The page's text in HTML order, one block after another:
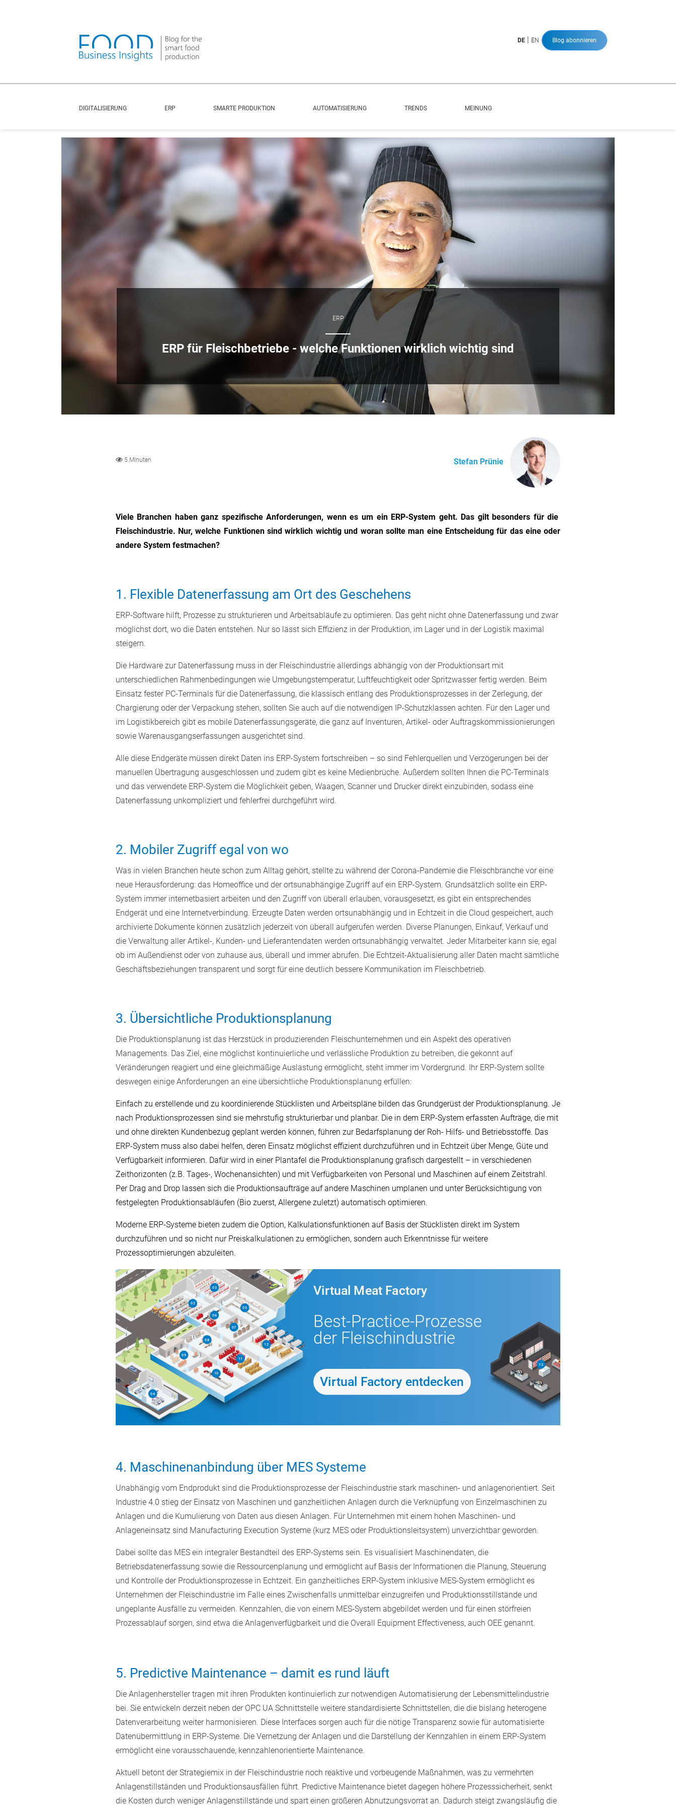
Blog abonnieren
DE | EN
DIGITALISIERUNG ERP SMARTE PRODUKTION AUTOMATISIERUNG TRENDS MEINUNG
ERP
ERP für Fleischbetriebe - welche Funktionen wirklich wichtig sind
5 Minuten Stefan Prünie
Viele Branchen haben ganz spezifische Anforderungen, wenn es um ein ERP-System geht. Das gilt besonders für die
Fleischindustrie. Nur, welche Funktionen sind wirklich wichtig und woran sollte man eine Entscheidung für das eine oder
andere System festmachen?
1. Flexible Datenerfassung am Ort des Geschehens
ERP-Software hilft, Prozesse zu strukturieren und Arbeitsabläufe zu optimieren. Das geht nicht ohne Datenerfassung und zwar
möglichst dort, wo die Daten entstehen. Nur so lässt sich Effizienz in der Produktion, im Lager und in der Logistik maximal
steigern.
Die Hardware zur Datenerfassung muss in der Fleischindustrie allerdings abhängig von der Produktionsart mit
unterschiedlichen Rahmenbedingungen wie Umgebungstemperatur, Luftfeuchtigkeit oder Spritzwasser fertig werden. Beim
Einsatz fester PC-Terminals für die Datenerfassung, die klassisch entlang des Produktionsprozesses in der Zerlegung, der
Chargierung oder der Verpackung stehen, sollten Sie auch auf die notwendigen IP-Schutzklassen achten. Für den Lager und
im Logistikbereich gibt es mobile Datenerfassungsgeräte, die ganz auf Inventuren, Artikel- oder Auftragskommissionierungen
sowie Warenausgangserfassungen ausgerichtet sind.
Alle diese Endgeräte müssen direkt Daten ins ERP-System fortschreiben – so sind Fehlerquellen und Verzögerungen bei der
manuellen Übertragung ausgeschlossen und zudem gibt es keine Medienbrüche. Außerdem sollten Ihnen die PC-Terminals
und das verwendete ERP-System die Möglichkeit geben, Waagen, Scanner und Drucker direkt einzubinden, sodass eine
Datenerfassung unkompliziert und fehlerfrei durchgeführt wird.
2. Mobiler Zugriff egal von wo
Was in vielen Branchen heute schon zum Alltag gehört, stellte zu während der Corona-Pandemie die Fleischbranche vor eine
neue Herausforderung: das Homeoffice und der ortsunabhängige Zugriff auf ein ERP-System. Grundsätzlich sollte ein ERP-
System immer internetbasiert arbeiten und den Zugriff von überall erlauben, vorausgesetzt, es gibt ein entsprechendes
Endgerät und eine Internetverbindung. Erzeugte Daten werden ortsunabhängig und in Echtzeit in die Cloud gespeichert, auch
archivierte Dokumente können zusätzlich jederzeit von überall aufgerufen werden. Diverse Planungen, Einkauf, Verkauf und
die Verwaltung aller Artikel-, Kunden- und Lieferantendaten werden ortsunabhängig verwaltet. Jeder Mitarbeiter kann sie, egal
ob im Außendienst oder von zuhause aus, überall und immer abrufen. Die Echtzeit-Aktualisierung aller Daten macht sämtliche
Geschäftsbeziehungen transparent und sorgt für eine deutlich bessere Kommunikation im Fleischbetrieb.
3. Übersichtliche Produktionsplanung
Die Produktionsplanung ist das Herzstück in produzierenden Fleischunternehmen und ein Aspekt des operativen
Managements. Das Ziel, eine möglichst kontinuierliche und verlässliche Produktion zu betreiben, die gekonnt auf
Veränderungen reagiert und eine gleichmäßige Auslastung ermöglicht, steht immer im Vordergrund. Ihr ERP-System sollte
deswegen einige Anforderungen an eine übersichtliche Produktionsplanung erfüllen:
Einfach zu erstellende und zu koordinierende Stücklisten und Arbeitspläne bilden das Grundgerüst der Produktionsplanung. Je
nach Produktionsprozessen sind sie mehrstufig strukturierbar und planbar. Die in dem ERP-System erfassten Aufträge, die mit
und ohne direkten Kundenbezug geplant werden können, führen zur Bedarfsplanung der Roh- Hilfs- und Betriebsstoffe. Das
ERP-System muss also dabei helfen, deren Einsatz möglichst effizient durchzuführen und in Echtzeit über Menge, Güte und
Verfügbarkeit informieren. Dafür wird in einer Plantafel die Produktionsplanung grafisch dargestellt – in verschiedenen
Zeithorizonten (z.B. Tages-, Wochenansichten) und mit Verfügbarkeiten von Personal und Maschinen auf einem Zeitstrahl.
Per Drag and Drop lassen sich die Produktionsaufträge auf andere Maschinen umplanen und unter Berücksichtigung von
festgelegten Produktionsabläufen (Bio zuerst, Allergene zuletzt) automatisch optimieren.
Moderne ERP-Systeme bieten zudem die Option, Kalkulationsfunktionen auf Basis der Stücklisten direkt im System
durchzuführen und so nicht nur Preiskalkulationen zu ermöglichen, sondern auch Erkenntnisse für weitere
Prozessoptimierungen abzuleiten.
4. Maschinenanbindung über MES Systeme
Unabhängig vom Endprodukt sind die Produktionsprozesse der Fleischindustrie stark maschinen- und anlagenorientiert. Seit
Industrie 4.0 stieg der Einsatz von Maschinen und ganzheitlichen Anlagen durch die Verknüpfung von Einzelmaschinen zu
Anlagen und die Kumulierung von Daten aus diesen Anlagen. Für Unternehmen mit einem hohen Maschinen- und
Anlageneinsatz sind Manufacturing Execution Systeme (kurz MES oder Produktionsleitsystem) unverzichtbar geworden.
Dabei sollte das MES ein integraler Bestandteil des ERP-Systems sein. Es visualisiert Maschinendaten, die
Betriebsdatenerfassung sowie die Ressourcenplanung und ermöglicht auf Basis der Informationen die Planung, Steuerung
und Kontrolle der Produktionsprozesse in Echtzeit. Ein ganzheitliches ERP-System inklusive MES-System ermöglicht es
Unternehmen der Fleischindustrie im Falle eines Zwischenfalls unmittelbar einzugreifen und Produktionsstillstände und
ungeplante Ausfälle zu vermeiden. Kennzahlen, die von einem MES-System abgebildet werden und für einen störfreien
Prozessablauf sorgen, sind etwa die Anlagenverfügbarkeit und die Overall Equipment Effectiveness, auch OEE genannt.
5. Predictive Maintenance – damit es rund läuft
Die Anlagenhersteller tragen mit ihren Produkten kontinuierlich zur notwendigen Automatisierung der Lebensmittelindustrie
bei. Sie entwickeln derzeit neben der OPC UA Schnittstelle weitere standardisierte Schnittstellen, die die bislang heterogene
Datenverarbeitung weiter harmonisieren. Diese Interfaces sorgen auch für die nötige Transparenz sowie für automatisierte
Datenübermittlung in ERP-Systeme. Die Vernetzung der Anlagen und die Darstellung der Kennzahlen in einem ERP-System
ermöglicht eine vorausschauende, kennzahlenorientierte Maintenance.
Aktuell betont der Strategiemix in der Fleischindustrie noch reaktive und vorbeugende Maßnahmen, was zu vermehrten
Anlagenstillständen und Produktionsausfällen führt. Predictive Maintenance bietet dagegen höhere Prozesssicherheit, senkt
die Kosten durch weniger Anlagenstillstände und spart einen größeren Abnutzungsvorrat an. Dadurch steigt zwangsläufig die